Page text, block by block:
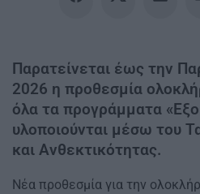
Παρατείνεται έως την
2026 η προθεσμία
όλα τα προγράμματα
υλοποιούνται μέσω του
και Ανθεκτικότητας.
Νέα προθεσμία για την